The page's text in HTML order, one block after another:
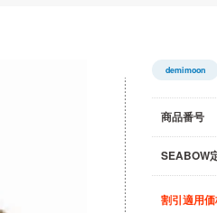
demimoon
商品番号
SEABOW
割引適用